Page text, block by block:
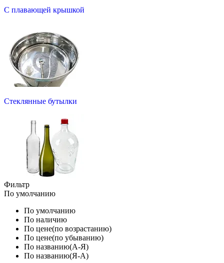
С плавающей крышкой
Стеклянные бутылки
Фильтр
По умолчанию
По умолчанию
По наличию
По цене(по возрастанию)
По цене(по убыванию)
По названию(А-Я)
По названию(Я-А)